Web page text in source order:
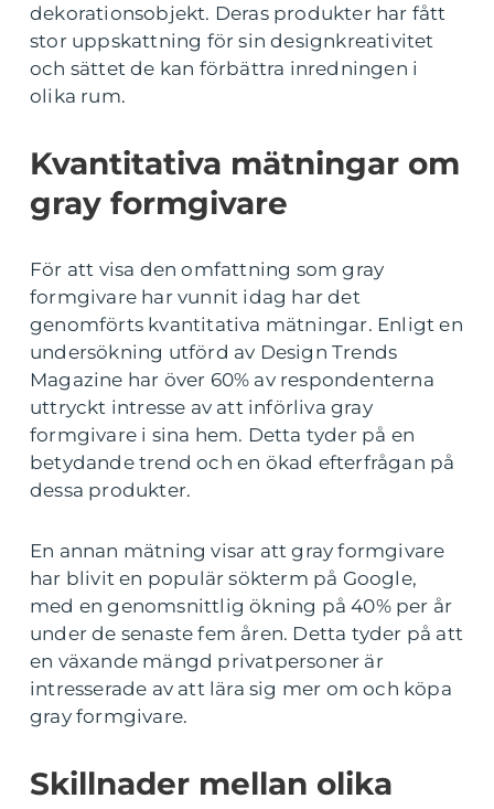
dekorationsobjekt. Deras produkter har fått
stor uppskattning för sin designkreativitet
och sättet de kan förbättra inredningen i
olika rum.
Kvantitativa mätningar om
gray formgivare
För att visa den omfattning som gray
formgivare har vunnit idag har det
genomförts kvantitativa mätningar. Enligt en
undersökning utförd av Design Trends
Magazine har över 60% av respondenterna
uttryckt intresse av att införliva gray
formgivare i sina hem. Detta tyder på en
betydande trend och en ökad efterfrågan på
dessa produkter.
En annan mätning visar att gray formgivare
har blivit en populär sökterm på Google,
med en genomsnittlig ökning på 40% per år
under de senaste fem åren. Detta tyder på att
en växande mängd privatpersoner är
intresserade av att lära sig mer om och köpa
gray formgivare.
Skillnader mellan olika